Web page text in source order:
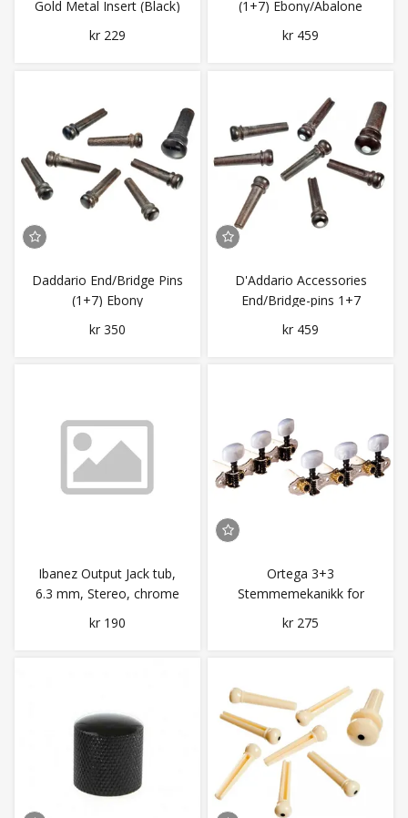
Gold Metal Insert (Black)
kr 229
(1+7) Ebony/Abalone
kr 459
Daddario End/Bridge Pins
(1+7) Ebony
kr 350
D'Addario Accessories
End/Bridge-pins 1+7
kr 459
Ibanez Output Jack tub,
6.3 mm, Stereo, chrome
kr 190
Ortega 3+3
Stemmemekanikk for
kr 275